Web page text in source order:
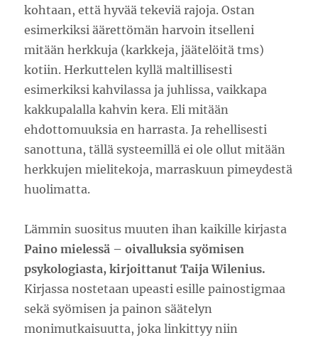
kohtaan, että hyvää tekeviä rajoja. Ostan
esimerkiksi äärettömän harvoin itselleni
mitään herkkuja (karkkeja, jäätelöitä tms)
kotiin. Herkuttelen kyllä maltillisesti
esimerkiksi kahvilassa ja juhlissa, vaikkapa
kakkupalalla kahvin kera. Eli mitään
ehdottomuuksia en harrasta. Ja rehellisesti
sanottuna, tällä systeemillä ei ole ollut mitään
herkkujen mielitekoja, marraskuun pimeydestä
huolimatta.
Lämmin suositus muuten ihan kaikille kirjasta
Paino mielessä – oivalluksia syömisen
psykologiasta, kirjoittanut Taija Wilenius.
Kirjassa nostetaan upeasti esille painostigmaa
sekä syömisen ja painon säätelyn
monimutkaisuutta, joka linkittyy niin